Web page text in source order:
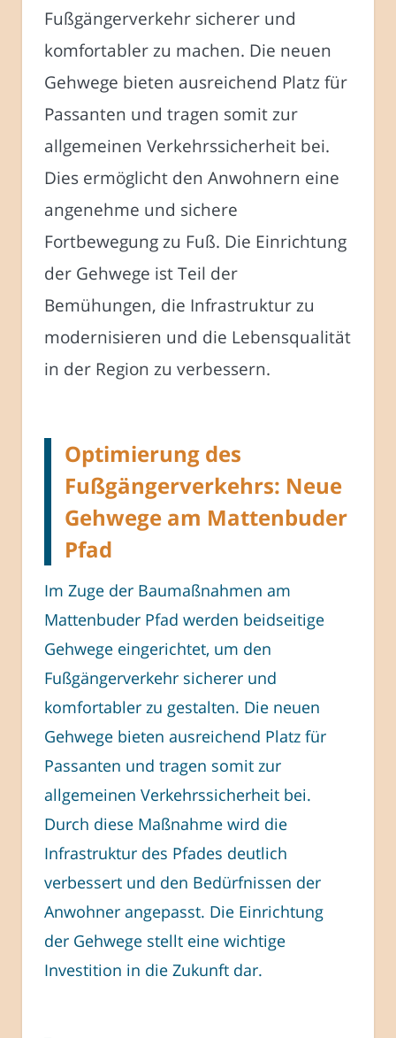
Fußgängerverkehr sicherer und
komfortabler zu machen. Die neuen
Gehwege bieten ausreichend Platz für
Passanten und tragen somit zur
allgemeinen Verkehrssicherheit bei.
Dies ermöglicht den Anwohnern eine
angenehme und sichere
Fortbewegung zu Fuß. Die Einrichtung
der Gehwege ist Teil der
Bemühungen, die Infrastruktur zu
modernisieren und die Lebensqualität
in der Region zu verbessern.
Optimierung des
Fußgängerverkehrs: Neue
Gehwege am Mattenbuder
Pfad
Im Zuge der Baumaßnahmen am
Mattenbuder Pfad werden beidseitige
Gehwege eingerichtet, um den
Fußgängerverkehr sicherer und
komfortabler zu gestalten. Die neuen
Gehwege bieten ausreichend Platz für
Passanten und tragen somit zur
allgemeinen Verkehrssicherheit bei.
Durch diese Maßnahme wird die
Infrastruktur des Pfades deutlich
verbessert und den Bedürfnissen der
Anwohner angepasst. Die Einrichtung
der Gehwege stellt eine wichtige
Investition in die Zukunft dar.